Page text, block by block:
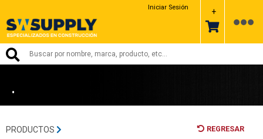
Iniciar Sesión +
•
PRODUCTOS REGRESAR